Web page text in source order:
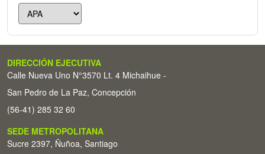
DIRECCIÓN EJECUTIVA
Calle Nueva Uno N°3570 Lt. 4 Michaihue -
San Pedro de La Paz, Concepción
(56-41) 285 32 60
SEDE METROPOLITANA
Sucre 2397, Ñuñoa, Santiago